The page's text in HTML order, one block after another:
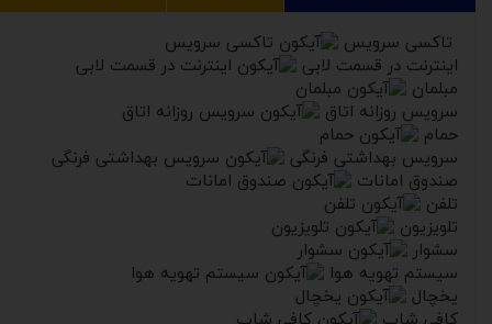
تاکسی سرویس
اینترنت در قسمت لابی
مبلمان
سرویس روزانه اتاق
حمام
سرویس بهداشتی فرنگی
صندوق امانات
تلفن
تلویزیون
سشوار
سیستم تهویه هوا
یخچال